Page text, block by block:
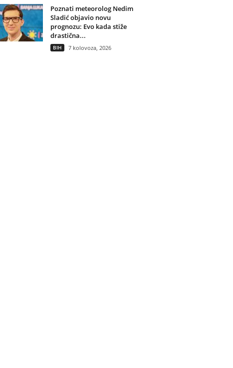
Poznati meteorolog Nedim
Sladić objavio novu
prognozu: Evo kada stiže
drastična...
BIH 7 kolovoza, 2026